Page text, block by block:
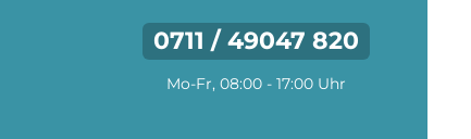
0711 / 49047 820
Mo-Fr, 08:00 - 17:00 Uhr